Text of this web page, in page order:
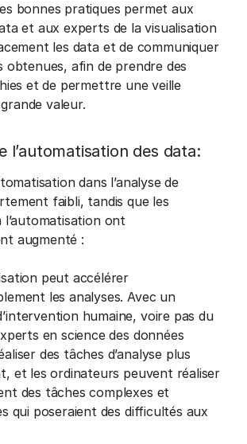
bonnes pratiques permet aux
et aux experts de la visualisation
les data et de communiquer
obtenues, afin de prendre des
et de permettre une veille
valeur.
l’automatisation des data:
dans l’analyse de
faibli, tandis que les
l’automatisation ont
augmenté :
peut accélérer
les analyses. Avec un
humaine, voire pas du
en science des données
des tâches d’analyse plus
et les ordinateurs peuvent réaliser
des tâches complexes et
qui poseraient des difficultés aux